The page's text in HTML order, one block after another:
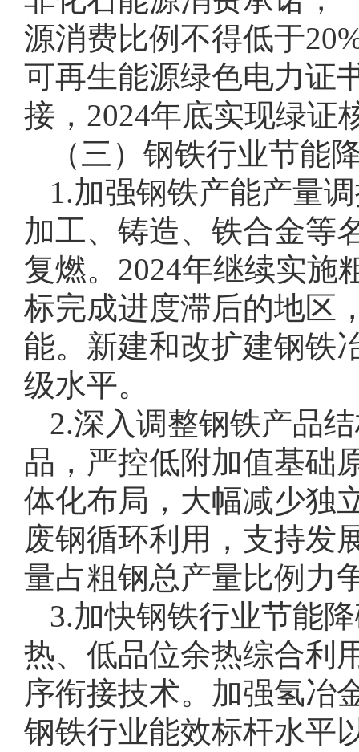
源消费比例不得低于
可再生能源绿色电力证
接，2024年底实现绿证
（三）钢铁行业节能
1.加强钢铁产能产量
加工、铸造、铁合金等
复燃。2024年继续实施
标完成进度滞后的地区
能。新建和改扩建钢铁
级水平。
2.深入调整钢铁产品
品，严控低附加值基础
体化布局，大幅减少独
废钢循环利用，支持发
量占粗钢总产量比例力
3.加快钢铁行业节能
热、低品位余热综合利
序衔接技术。加强氢冶
钢铁行业能效标杆水平